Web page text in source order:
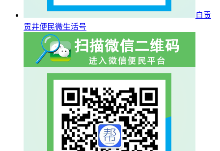
自贡
贡井便民微生活号